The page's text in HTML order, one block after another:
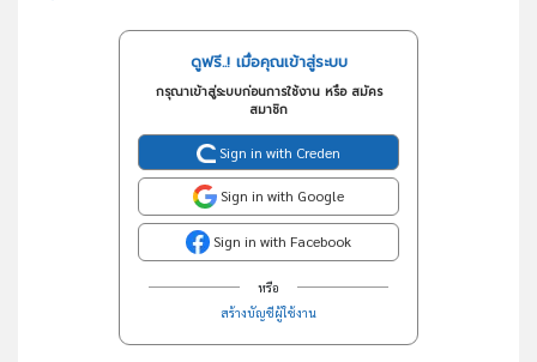
ดูฟรี..! เมื่อคุณเข้าสู่ระบบ
กรุณาเข้าสู่ระบบก่อนการใช้งาน หรือ สมัคร
สมาชิก
Sign in with Creden
Sign in with Google
Sign in with Facebook
หรือ
สร้างบัญชีผู้ใช้งาน